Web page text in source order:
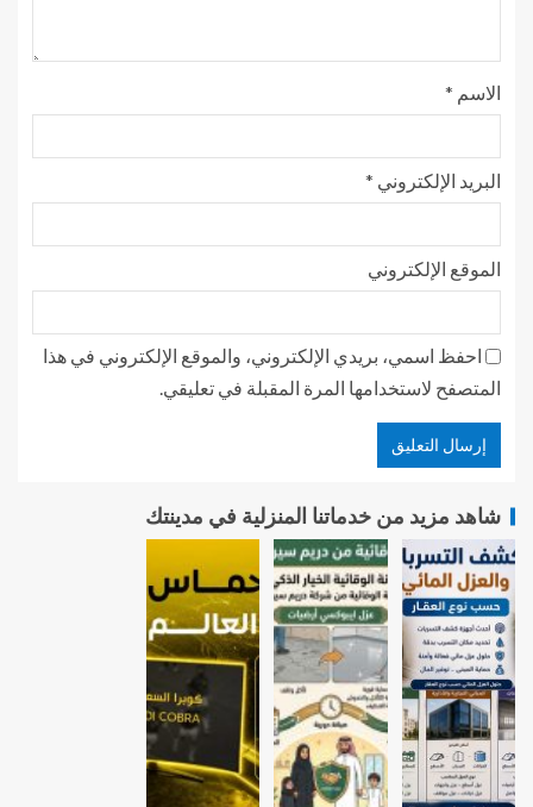
الاسم *
البريد الإلكتروني *
الموقع الإلكتروني
احفظ اسمي، بريدي الإلكتروني، والموقع الإلكتروني في هذا
المتصفح لاستخدامها المرة المقبلة في تعليقي.
شاهد مزيد من خدماتنا المنزلية في مدينتك